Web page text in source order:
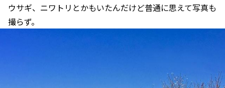
ウサギ、ニワトリとかもいたんだけど普通に思えて写真も
撮らず。